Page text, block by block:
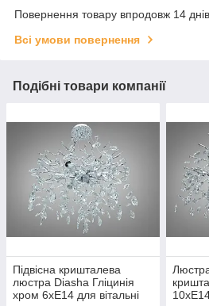
Повернення товару впродовж 14
Всі умови повернення
Подібні товари компанії
Підвісна кришталева
люстра Diasha Гліцинія
хром 6xE14 для вітальні